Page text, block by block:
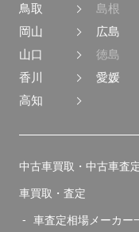
鳥取
島根
岡山
広島
山口
徳島
香川
愛媛
高知
中古車買取・中古車査
車買取・査定
車査定相場メーカー